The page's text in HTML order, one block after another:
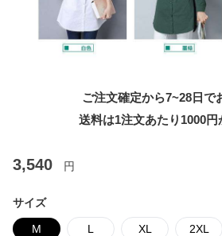
ご注文確定から7~28日で
送料は1注文あたり 1000
3,540 円
サイズ
M L XL 2XL